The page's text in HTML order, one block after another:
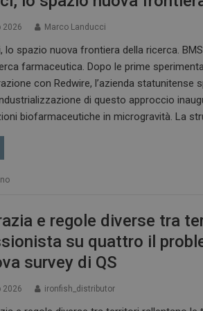
2026 Marco Landucci
farmaceutica. Dopo le prime
con Redwire, l’azienda
di questo approccio
biofarmaceutiche in microgravità. La
e regole diverse tra
su quattro il
survey di QS
2026 ironfish_distributor
ARRAffinitySameSite
PHPSESSID
ARRAffinity